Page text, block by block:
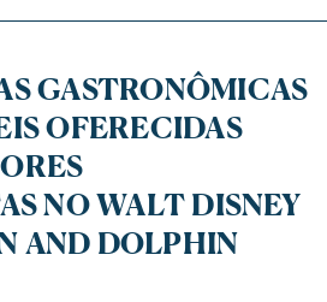
GASTRONÔMICAS
OFERECIDAS
NO WALT DISNEY
AND DOLPHIN